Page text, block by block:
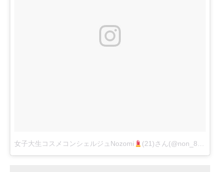
女子大生コスメコンシェルジュNozomi (21)さん(@non_8619)がシェアした投稿